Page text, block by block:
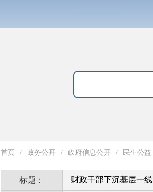
首页 / 政务公开 / 政府信息公开 / 民生公益
标题： 财政干部下沉基层一